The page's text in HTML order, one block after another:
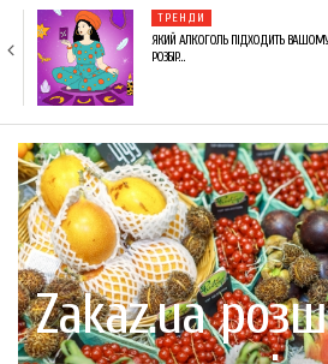
ФРАНЧАЙЗИНГ
КНИГИ
ТРЕНДИ
ЯКИЙ АЛКОГОЛЬ ПІДХОДИТЬ ВАШОМУ
РОЗБІР…
Zakaz.ua